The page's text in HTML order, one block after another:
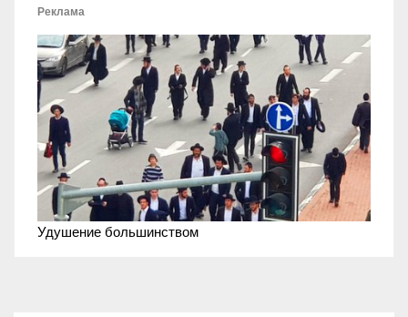
Реклама
Удушение большинством